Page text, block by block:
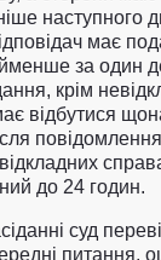
наступного
має
за один
крім
відбутися
повідомлення
до 24 годин.
суд
питання,